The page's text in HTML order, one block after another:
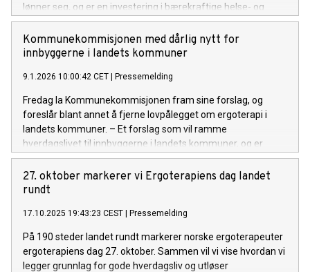
lønner seg, og er en investering i bærekraftige helse- og
omsorgstjenester, sier forbundsleder Tove Holst Skyer.
Kommunekommisjonen med dårlig nytt for
innbyggerne i landets kommuner
9.1.2026 10:00:42 CET | Pressemelding
Fredag la Kommunekommisjonen fram sine forslag, og
foreslår blant annet å fjerne lovpålegget om ergoterapi i
landets kommuner. – Et forslag som vil ramme
hverdagslivet til innbyggerne i landets kommuner, og er
dårlig nytt for behovet for mer bærekraftige helsetjenester,
sier forbundsleder Tove Holst Skyer i en kommentar.
27. oktober markerer vi Ergoterapiens dag landet
rundt
17.10.2025 19:43:23 CEST | Pressemelding
På 190 steder landet rundt markerer norske ergoterapeuter
ergoterapiens dag 27. oktober. Sammen vil vi vise hvordan vi
legger grunnlag for gode hverdagsliv og utløser